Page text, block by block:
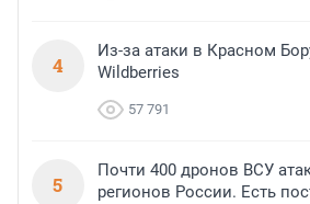
4
Из-за атаки в Красном
Wildberries
57 791
5
Почти 400 дронов ВСУ
регионов России. Есть